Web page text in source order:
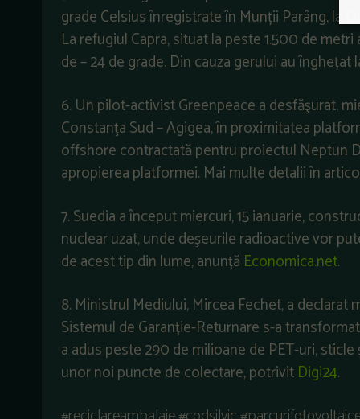
grade Celsius înregistrate în Munții Parâng, la
La refugiul Capra, situat la peste 1.500 de
de – 24 de grade. Din cauza gerului au înghețat
6. Un pilot-activist Greenpeace a desfăşurat,
Constanţa Sud – Agigea, în proximitatea
offshore contractată pentru proiectul Neptun
apropierea platformei. Mai multe detalii în
7. Suedia a început miercuri, 15 ianuarie,
nuclear uzat, unde deşeurile radioactive vor
de acest tip din lume, anunță Economica.net.
8. Ministrul Mediului, Mircea Fechet, a declarat
Sistemul de Garanție-Returnare s-a
a adus peste 290 de milioane de PET-uri,
unor noi puncte de colectare, potrivitDigi24.